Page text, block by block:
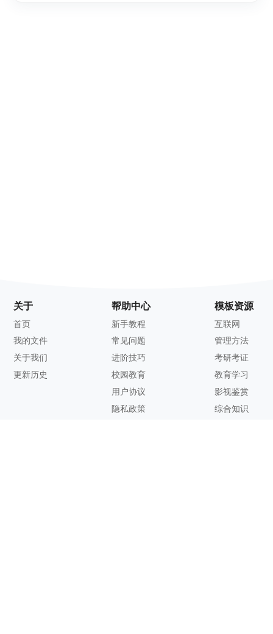
关于
首页
我的文件
关于我们
更新历史
帮助中心
新手教程
常见问题
进阶技巧
校园教育
用户协议
隐私政策
模板资源
互联网
管理方法
考研考证
教育学习
影视鉴赏
综合知识